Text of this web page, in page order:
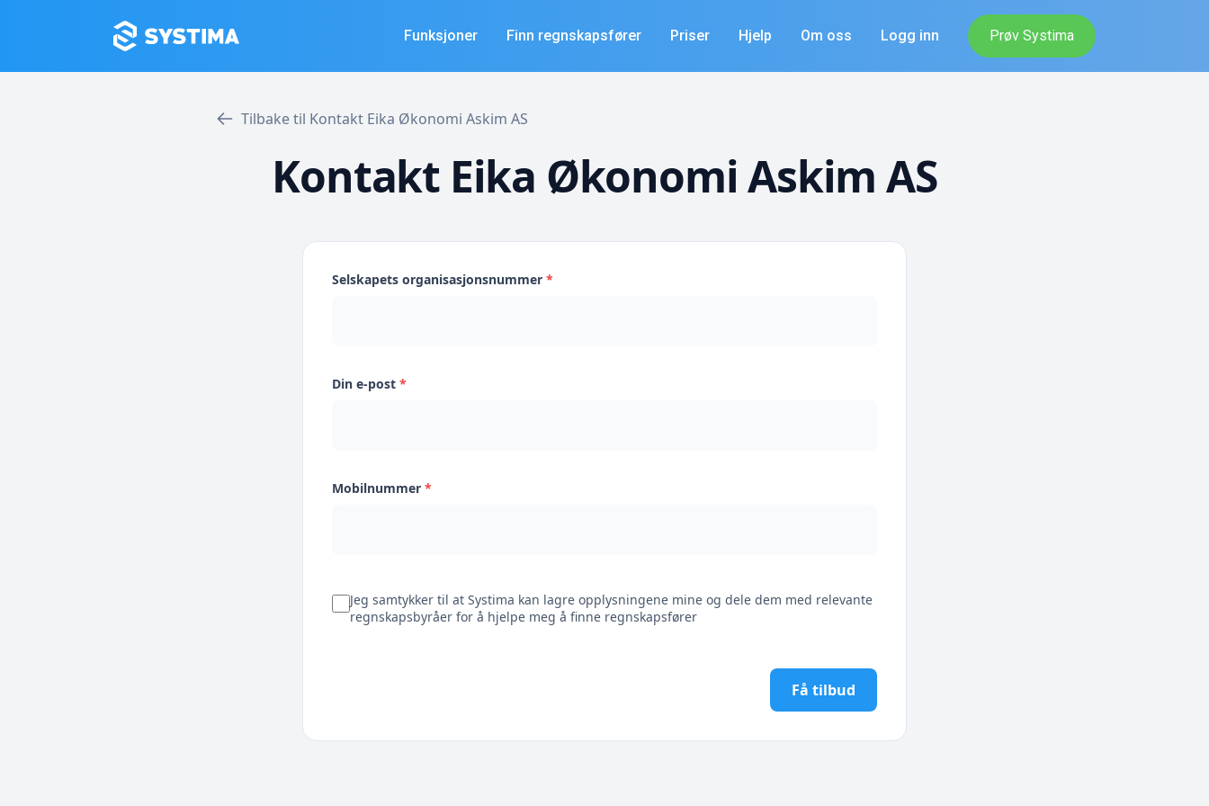
Funksjoner Finn regnskapsfører Priser Hjelp Om oss Logg inn Prøv Systima
Tilbake til Kontakt Eika Økonomi Askim AS
Kontakt Eika Økonomi Askim AS
Selskapets organisasjonsnummer *
Din e-post *
Mobilnummer *
Jeg samtykker til at Systima kan lagre opplysningene mine og dele dem med relevante
regnskapsbyråer for å hjelpe meg å finne regnskapsfører
Få tilbud